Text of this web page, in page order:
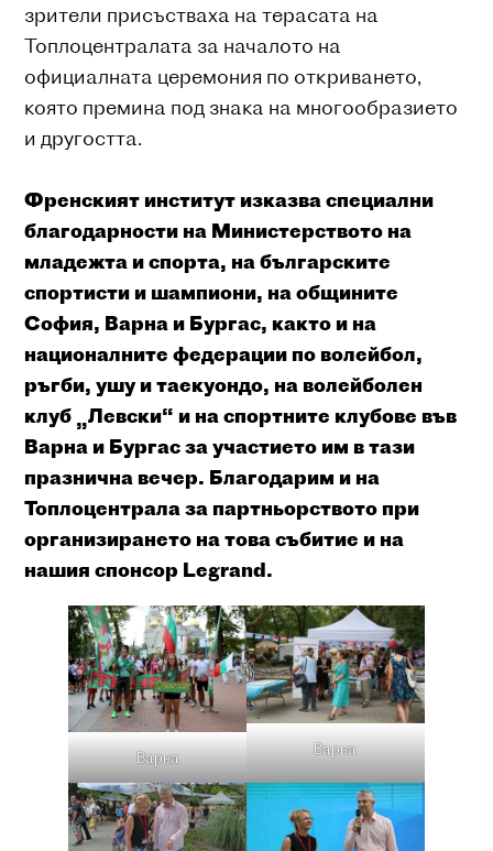
зрители присъстваха на терасата на
Топлоцентралата за началото на
официалната церемония по откриването,
която премина под знака на многообразието
и другостта.
Френският институт изказва специални
благодарности на Министерството на
младежта и спорта, на българските
спортисти и шампиони, на общините
София, Варна и Бургас, както и на
националните федерации по волейбол,
ръгби, ушу и таекуондо, на волейболен
клуб „Левски“ и на спортните клубове във
Варна и Бургас за участието им в тази
празнична вечер. Благодарим и на
Топлоцентрала за партньорството при
организирането на това събитие и на
нашия спонсор Legrand.
Варна Варна